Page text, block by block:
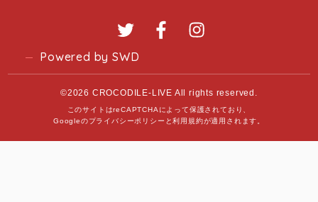
Twitter Facebook
Powered by SWD
©2026 CROCODILE-LIVE All rights reserved.
このサイトはreCAPTCHAによって保護されており、
Googleのプライバシーポリシー と利用規約が適用されます。